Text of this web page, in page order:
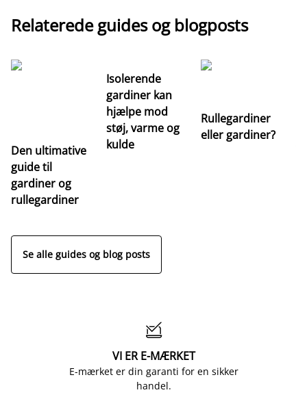
Relaterede guides og blogposts
Den ultimative
guide til
gardiner og
rullegardiner
Isolerende
gardiner kan
hjælpe mod
støj, varme og
kulde
Rullegardiner
eller gardiner?
Se alle guides og blog posts

VI ER E-MÆRKET
E-mærket er din garanti for en sikker
handel.